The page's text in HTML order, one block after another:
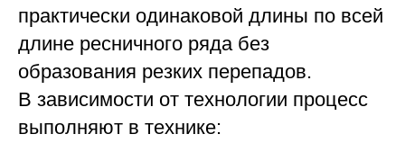
практически одинаковой длины по всей
длине ресничного ряда без
образования резких перепадов.
В зависимости от технологии процесс
выполняют в технике: